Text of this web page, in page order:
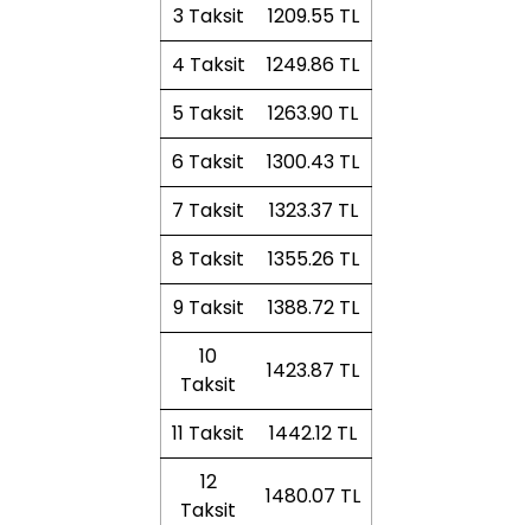
3 Taksit
1209.55 TL
4 Taksit
1249.86 TL
5 Taksit
1263.90 TL
6 Taksit
1300.43 TL
7 Taksit
1323.37 TL
8 Taksit
1355.26 TL
9 Taksit
1388.72 TL
10
Taksit
1423.87 TL
11 Taksit
1442.12 TL
12
Taksit
1480.07 TL